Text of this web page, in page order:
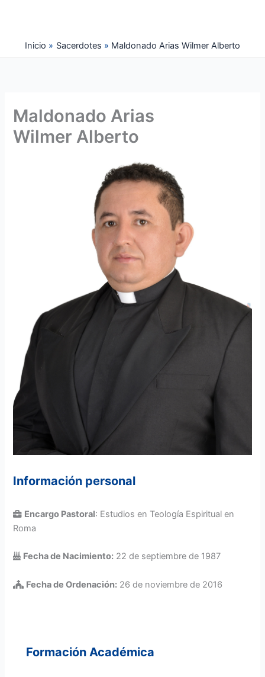
Inicio
Sacerdotes Maldonado Arias Wilmer Alberto
Maldonado Arias
Wilmer Alberto
Información personal
Encargo Pastoral: Estudios en Teología Espiritual en
Roma
Fecha de Nacimiento: 22 de septiembre de 1987
Fecha de Ordenación: 26 de noviembre de 2016
Formación Académica